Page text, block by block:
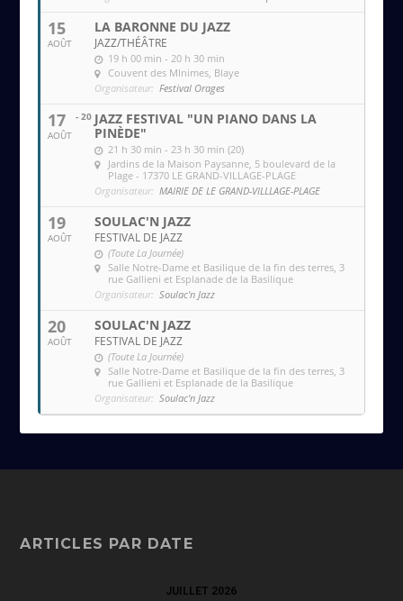
15
AOÛT
LA BARONNE DU JAZZ
JAZZ/THÉÂTRE
19 h 00 min - 20 h 30 min
Couvent des MInimes, Blaye
Organisateur: Festival Orages
17
AOÛT
- 20 JAZZ FESTIVAL "UN PIANO DANS LA
PINÈDE"
21 h 30 min - 23 h 30 min (20)
Jardins de la Maison Paysanne, 5 boulevard de la
Plage - 17370 LE GRAND-VILLAGE-PLAGE
Organisateur: MAIRIE DE LE GRAND-VILLLAGE-PLAGE
19
AOÛT
SOULAC'N JAZZ
FESTIVAL DE JAZZ
(Toute La Journée)
Salle Notre-Dame et Basilique de la fin des terres, 3
rue Gallieni et Esplanade de la Basilique
Organisateur: Soulac'n Jazz
20
AOÛT
SOULAC'N JAZZ
FESTIVAL DE JAZZ
(Toute La Journée)
Salle Notre-Dame et Basilique de la fin des terres, 3
rue Gallieni et Esplanade de la Basilique
Organisateur: Soulac'n Jazz
ARTICLES PAR DATE
JUILLET 2026